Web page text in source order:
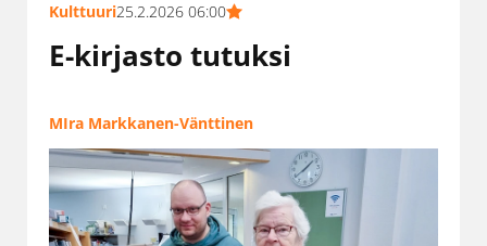
Kulttuuri25.2.2026 06:00
E-kirjasto tutuksi
MIra Markkanen-Vänttinen